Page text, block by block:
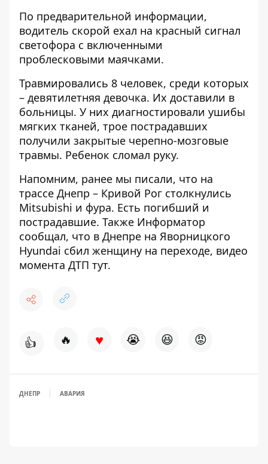
По предварительной информации,
водитель скорой ехал на красный сигнал
светофора с включенными
проблесковыми маячками.
Травмировались 8 человек, среди которых
– девятилетняя девочка. Их доставили в
больницы. У них диагностировали ушибы
мягких тканей, трое пострадавших
получили закрытые черепно-мозговые
травмы. Ребенок сломал руку.
Напомним, ранее мы писали, что на
трассе Днепр – Кривой Рог столкнулись
Mitsubishi и фура. Есть погибший и
пострадавшие. Также Информатор
сообщал, что в Днепре на Яворницкого
Hyundai сбил женщину на переходе, видео
момента ДТП тут.
👍 🔥 ♥ 😭 😆 😡
ДНЕПР АВАРИЯ